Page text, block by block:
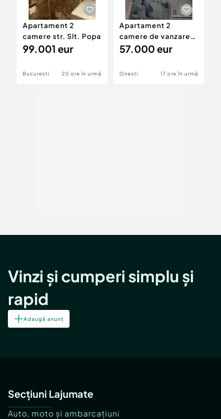
Apartament 2
camere str. Slt. Popa
99.001 eur
Bucuresti 20 ore în urmă
Apartament 2
camere de vanzare
bd. Republicii
57.000 eur
Onesti 17 ore în urmă
Vinzi și cumperi simplu și
rapid
Adaugă anunț
Secțiuni Lajumate
Auto, moto și ambarcațiuni